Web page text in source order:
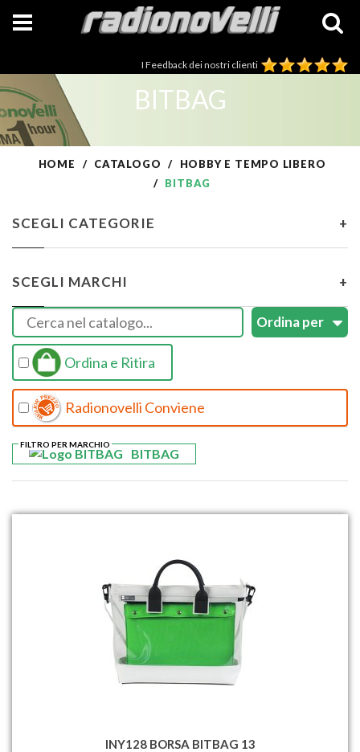
I Feedback dei nostri clienti
BITBAG
HOME CATALOGO
HOBBY E TEMPO LIBERO
BITBAG
SCEGLI CATEGORIE +
SCEGLI MARCHI +
Ordina e Ritira
Radionovelli Conviene
BITBAG
FILTRO PER MARCHIO
INY128 BORSA BITBAG 13